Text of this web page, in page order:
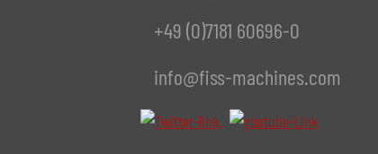
+49 (0)7181 60696-0
info@fiss-machines.com